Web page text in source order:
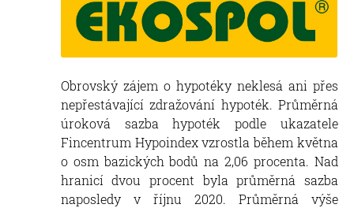
Obrovský zájem o hypotéky neklesá ani přes
nepřestávající zdražování hypoték. Průměrná
úroková sazba hypoték podle ukazatele
Fincentrum Hypoindex vzrostla během května
o osm bazických bodů na 2,06 procenta. Nad
hranicí dvou procent byla průměrná sazba
naposledy v říjnu 2020. Průměrná výše